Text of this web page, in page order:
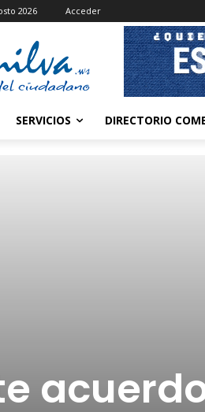
2026 Acceder
SERVICIOS DIRECTORIO